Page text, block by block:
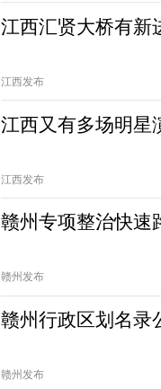
江西汇贤大桥有新
江西发布
江西又有多场明星
江西发布
赣州专项整治快速
赣州发布
赣州行政区划名录
赣州发布